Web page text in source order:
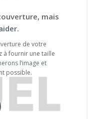
mais
de votre
à fournir une taille
l’image et
possible.